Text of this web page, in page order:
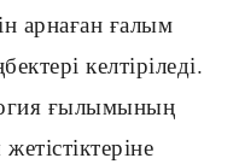
арнаған ғалым
келтіріледі.
ғылымының